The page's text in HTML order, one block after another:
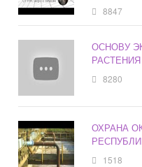
8847
ОСНОВУ
8280
ОХРАНА
1518